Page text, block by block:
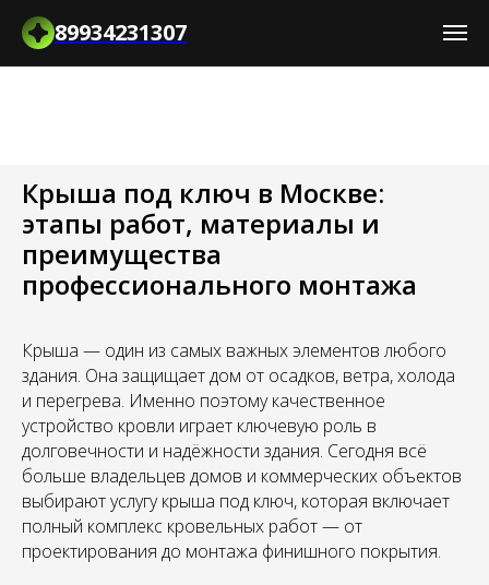
89934231307
Крыша под ключ в Москве:
этапы работ, материалы и
преимущества
профессионального монтажа
Крыша — один из самых важных элементов любого
здания. Она защищает дом от осадков, ветра, холода
и перегрева. Именно поэтому качественное
устройство кровли играет ключевую роль в
долговечности и надёжности здания. Сегодня всё
больше владельцев домов и коммерческих объектов
выбирают услугу крыша под ключ, которая включает
полный комплекс кровельных работ — от
проектирования до монтажа финишного покрытия.